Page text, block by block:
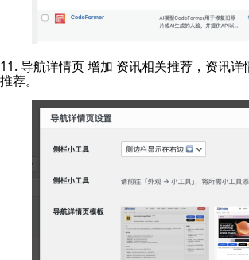
11. 导航详情页 增加 资讯相关推荐，资讯详
推荐。